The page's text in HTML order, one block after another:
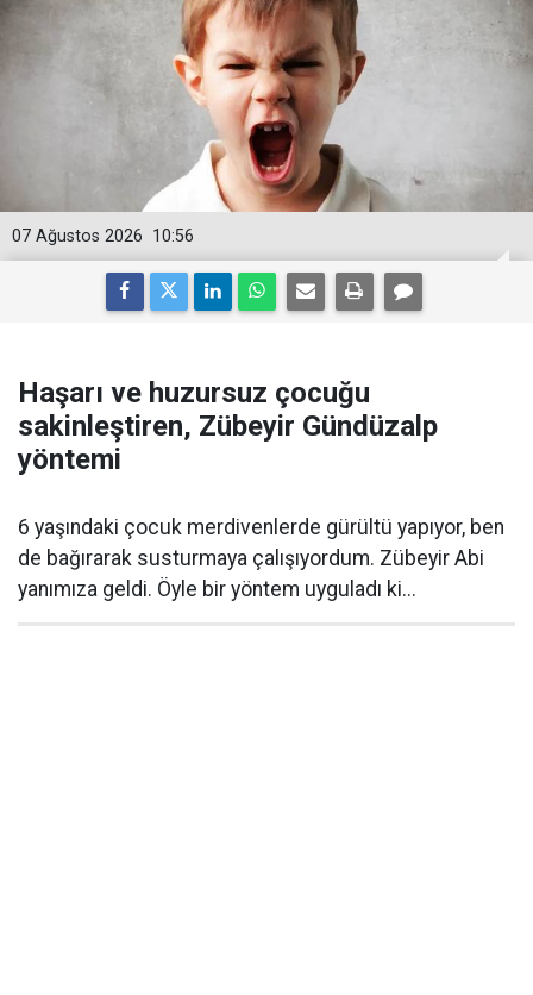
10:56
07 Ağustos 2026
Haşarı ve huzursuz çocuğu
sakinleştiren, Zübeyir Gündüzalp
yöntemi
6 yaşındaki çocuk merdivenlerde gürültü yapıyor, ben
de bağırarak susturmaya çalışıyordum. Zübeyir Abi
yanımıza geldi. Öyle bir yöntem uyguladı ki...